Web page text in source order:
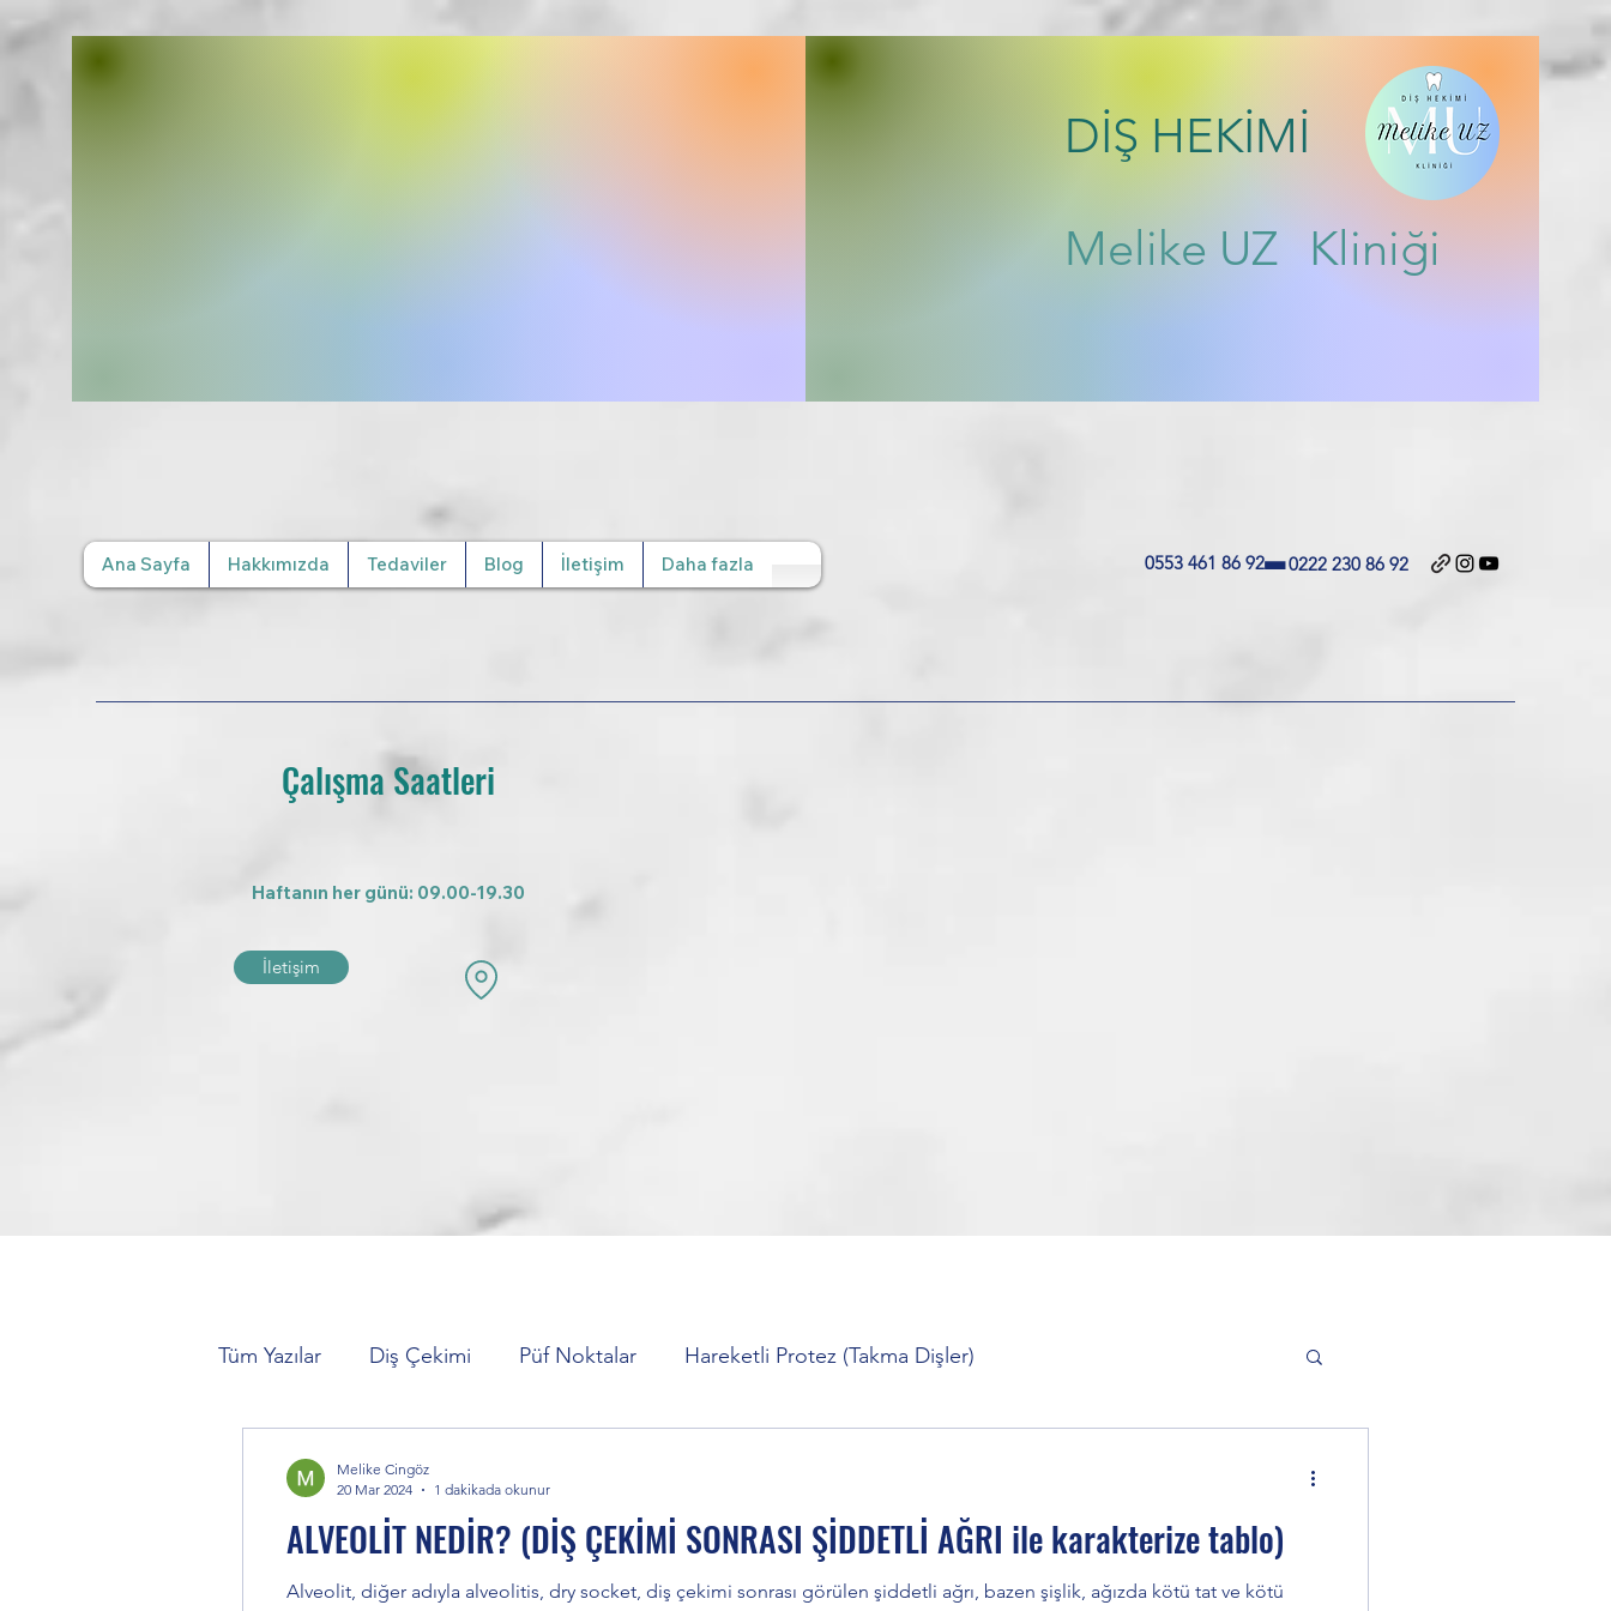
DİŞ HEKİMİ
Melike UZ
Kliniği
Ana Sayfa Hakkımızda Tedaviler Blog İletişim Daha fazla 0553 461 86 92-0222 230 86 92
Çalışma Saatleri
Haftanın her günü: 09.00-19.30
İletişim
Tüm Yazılar Diş Çekimi Püf Noktalar Hareketli Protez (Takma Dişler)
Zirkonyum Kaplama Diş Ağrısı Nasıl Geçer? Diş Beyazlatma Tedavisi Ortodonti (Diş Teli)
ALVEOLİT NEDİR? (DİŞ ÇEKİMİ SONRASI ŞİDDETLİ AĞRI ile karakterize tablo)
Alveolit, diğer adıyla alveolitis, dry socket, diş çekimi sonrası görülen şiddetli ağrı, bazen şişlik, ağızda kötü tat ve kötü
Melike Cingöz
20 Mar 2024
1 dakikada okunur